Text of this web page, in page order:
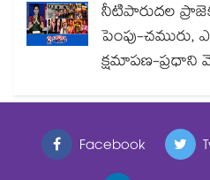
నీటిపారుదల
పెంపు-చమురు,
క్షమాపణ-ప్రధాని
Facebook